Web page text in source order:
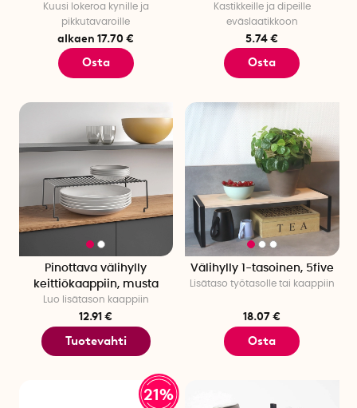
Kuusi lokeroa kynille ja
pikkutavaroille
alkaen 17.70 €
Osta
Kastikkeille ja dipeille
eväslaatikkoon
5.74 €
Osta
Pinottava välihylly
keittiökaappiin, musta
Luo lisätason kaappiin
12.91 €
Tuotevahti
Välihylly 1-tasoinen, 5five
Lisätaso työtasolle tai kaappiin
18.07 €
Osta
21%